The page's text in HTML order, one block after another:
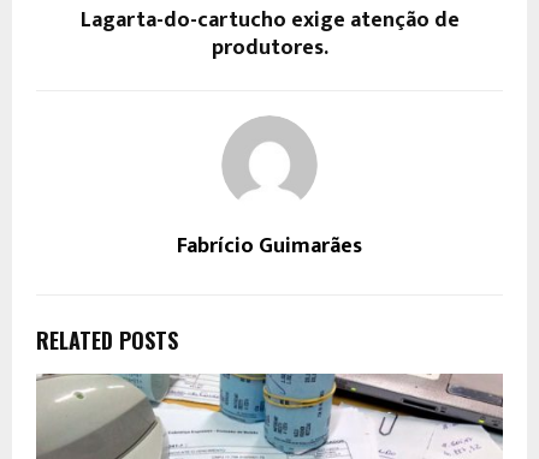
Lagarta-do-cartucho exige atenção de
produtores.
Fabrício Guimarães
RELATED POSTS